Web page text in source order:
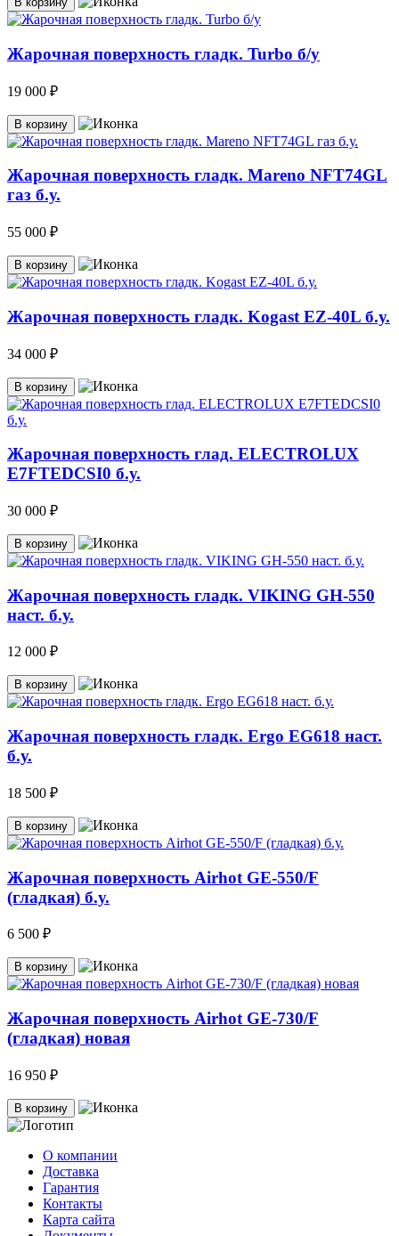
Жарочная поверхность гладк. Turbo б/у
19 000 ₽
В корзину
Жарочная поверхность гладк. Mareno NFT74GL
газ б.у.
55 000 ₽
В корзину
Жарочная поверхность гладк. Kogast EZ-40L б.у.
34 000 ₽
В корзину
Жарочная поверхность глад. ELECTROLUX
E7FTEDCSI0 б.у.
30 000 ₽
В корзину
Жарочная поверхность гладк. VIKING GH-550
наст. б.у.
12 000 ₽
В корзину
Жарочная поверхность гладк. Ergo EG618 наст.
б.у.
18 500 ₽
В корзину
Жарочная поверхность Airhot GE-550/F
(гладкая) б.у.
6 500 ₽
В корзину
Жарочная поверхность Airhot GE-730/F
(гладкая) новая
16 950 ₽
В корзину
О компании
Доставка
Гарантия
Контакты
Карта сайта